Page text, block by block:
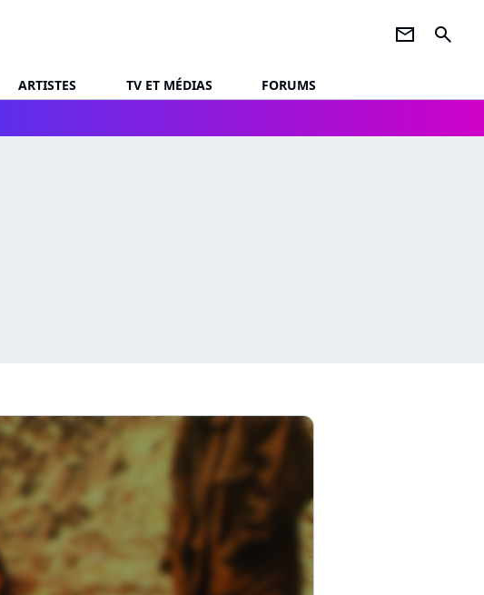
newsletter search
ARTISTES TV ET MÉDIAS
FORUMS